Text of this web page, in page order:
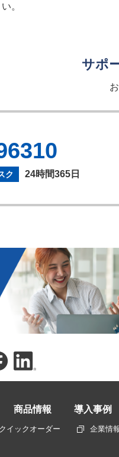
。
サポ
ク 24時間365日
商品情報 導入事例
イックオーダー 企業情